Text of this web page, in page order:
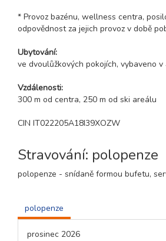
* Provoz bazénu, wellness centra,
odpovědnost za jejich provoz v době
Ubytování:
ve dvoulůžkových pokojích, vybaveno
Vzdálenosti:
300 m od centra, 250 m od ski areálu
CIN IT022205A18I39XOZW
Stravování: polopenze
polopenze - snídaně formou bufetu,
polopenze
prosinec 2026